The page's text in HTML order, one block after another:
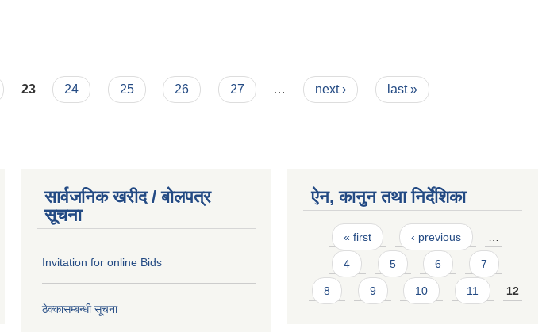
23 24 25 26 27 … next › last »
सार्वजनिक खरीद / बोलपत्र
सूचना
Invitation for online Bids
ठेक्कासम्बन्धी सूचना
ऐन, कानुन तथा निर्देशिका
Pages
« first ‹ previous
4 5 6 7
8 9 10 11 12